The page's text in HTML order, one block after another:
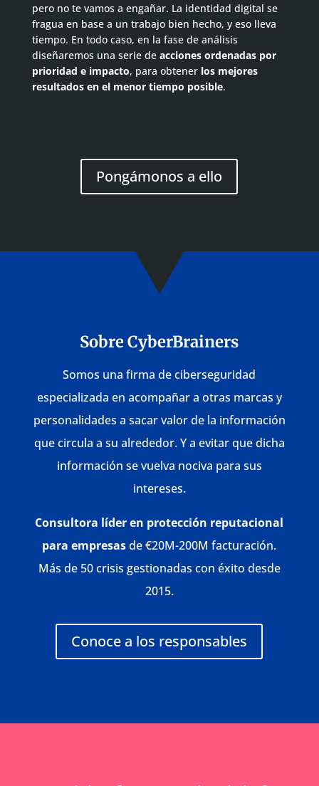
pero no te vamos a engañar. La identidad digital se
fragua en base a un trabajo bien hecho, y eso lleva
tiempo. En todo caso, en la fase de análisis
diseñaremos una serie de acciones ordenadas por
prioridad e impacto, para obtener los mejores
resultados en el menor tiempo posible.
Pongámonos a ello
Sobre CyberBrainers
Somos una firma de ciberseguridad
especializada en acompañar a otras marcas y
personalidades a sacar valor de la información
que circula a su alrededor. Y a evitar que dicha
información se vuelva nociva para sus
intereses.
Consultora líder en protección reputacional
para empresasde €20M-200M facturación.
Más de 50 crisis gestionadas con éxito desde
2015.
Conoce a los responsables